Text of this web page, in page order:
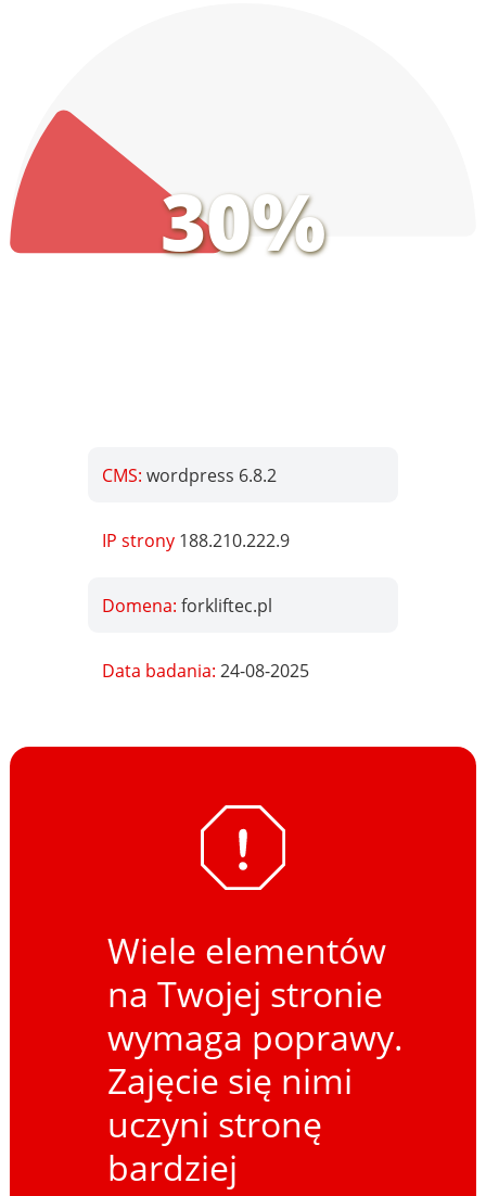
30%
CMS:wordpress 6.8.2
IP strony 188.210.222.9
Domena:forkliftec.pl
Data badania:24-08-2025
Wiele elementów
na Twojej stronie
wymaga poprawy.
Zajęcie się nimi
uczyni stronę
bardziej